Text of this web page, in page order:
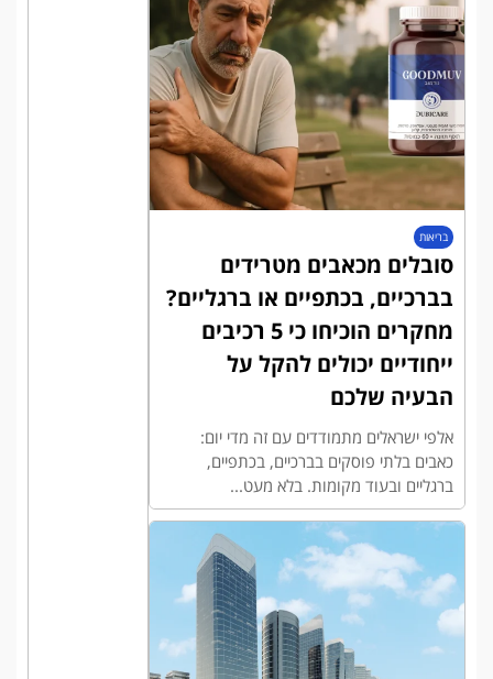
בריאות
סובלים מכאבים מטרידים
בברכיים, בכתפיים או ברגליים?
מחקרים הוכיחו כי 5 רכיבים
ייחודיים יכולים להקל על
הבעיה שלכם
אלפי ישראלים מתמודדים עם זה מדי יום:
כאבים בלתי פוסקים בברכיים, בכתפיים,
ברגליים ובעוד מקומות. בלא מעט...